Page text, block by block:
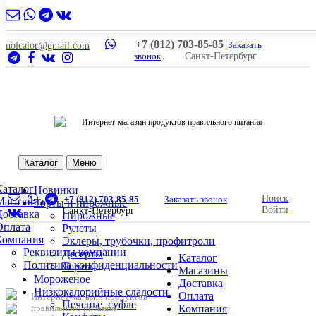
5
nolcalor@gmail.com +7 (812) 703-85-85 Заказать
звонок
Санкт-Петербург
Интернет-магазин продуктов правильного питания
Каталог Меню
Реквизиты компании
Политика конфиденциальности
Новинки
Торты и пирожные
Пирожные
Рулеты
Эклеры, трубочки, профитроли
Десерты
Торты
Мороженое
Низкокалорийные сладости
Печенье, суфле
+7 (812) 703-85-85
Заказать звонок
Санкт-Петербург
Поиск
Войти
Интернет-магазин продуктов
правильного питания
Каталог
Магазины
Доставка
Оплата
Компания